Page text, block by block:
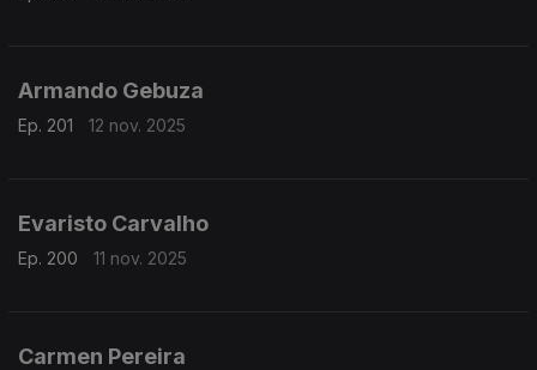
Armando Gebuza
Ep. 201 12 nov. 2025
Evaristo Carvalho
Ep. 200 11 nov. 2025
Carmen Pereira